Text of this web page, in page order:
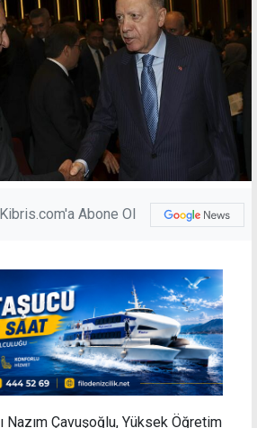
Abone Ol
Nazım Çavuşoğlu, Yüksek Öğretim